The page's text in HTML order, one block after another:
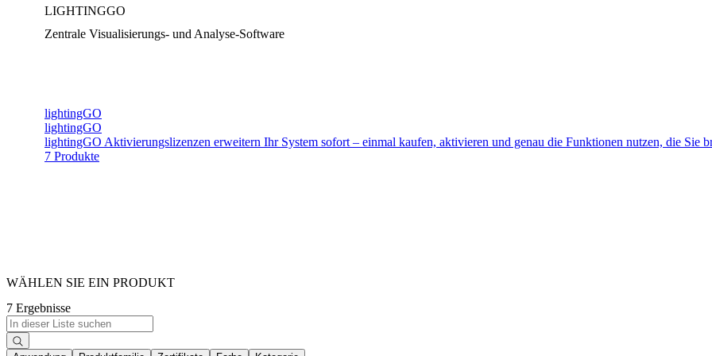
LIGHTINGGO
Zentrale Visualisierungs- und Analyse-Software
lightingGO
lightingGO
lightingGO Aktivierungslizenzen erweitern Ihr System sofort – einmal kaufen, aktivieren und genau die Funktionen nutzen, die Sie
7 Produkte
WÄHLEN SIE EIN PRODUKT
7 Ergebnisse